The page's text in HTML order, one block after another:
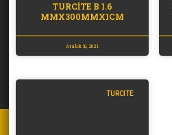
TURCİTE B 1.6
MMX300MMX1CM
Aralık 10, 2021
TURCITE